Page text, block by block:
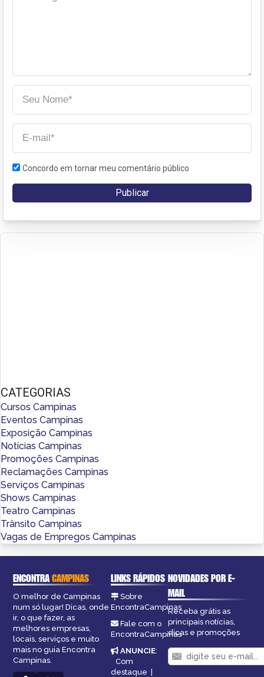
Concordo em tornar meu comentário público
CATEGORIAS
Cursos Campinas
Eventos Campinas
Exposição Campinas
Notícias Campinas
Promoções Campinas
Reclamações Campinas
Serviços Campinas
Shows Campinas
Teatro Campinas
Trânsito Campinas
Vagas de Empregos Campinas
ENCONTRACAMPINAS
O melhor de Campinas
num só lugar! Dicas, onde
ir, o que fazer, as
melhores empresas,
locais, serviços e muito
mais no guia Encontra
Campinas.
LINKS RÁPIDOS
Sobre
EncontraCampinas
Fale com o
EncontraCampinas
ANUNCIE:
Com
destaque
NOVIDADES POR E-
MAIL
Receba grátis as
principais notícias,
dicas e promoções